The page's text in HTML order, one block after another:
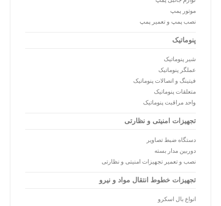
موتور پمپ
نصب پمپ و تعمیر پمپ
پنوماتیک
شیر پنوماتیک
عملگر پنوماتیک
فیتینگ و اتصالات پنوماتیک
متعلقات پنوماتیک
واحد مراقبت پنوماتیک
تجهیزات امنیتی و نظارتی
دستگاه ضبط تصاویر
دوربین مدار بسته
نصب و تعمیر تجهیزات امنیتی و نظارتی
تجهیزات خطوط انتقال مواد و نیرو
انواع بال اسکرو